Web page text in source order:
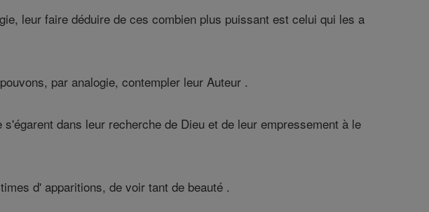
leur faire déduire de ces combien plus puissant est celui qui les a
par analogie, contempler leur Auteur .
dans leur recherche de Dieu et de leur empressement à le
d' apparitions, de voir tant de beauté .